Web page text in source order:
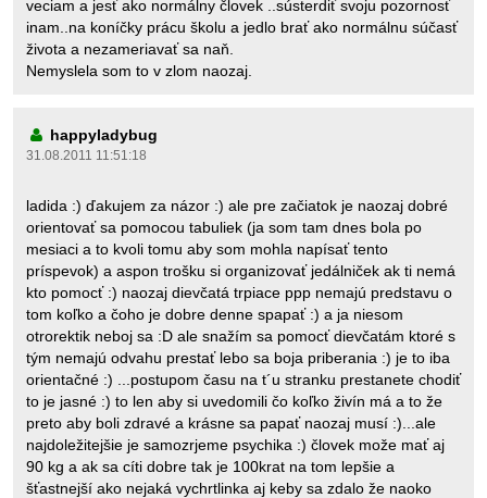
veciam a jesť ako normálny človek ..sústerdiť svoju pozornosť
inam..na koníčky prácu školu a jedlo brať ako normálnu súčasť
života a nezameriavať sa naň.
Nemyslela som to v zlom naozaj.
happyladybug
31.08.2011 11:51:18
ladida :) ďakujem za názor :) ale pre začiatok je naozaj dobré
orientovať sa pomocou tabuliek (ja som tam dnes bola po
mesiaci a to kvoli tomu aby som mohla napísať tento
príspevok) a aspon trošku si organizovať jedálniček ak ti nemá
kto pomocť :) naozaj dievčatá trpiace ppp nemajú predstavu o
tom koľko a čoho je dobre denne spapať :) a ja niesom
otrorektik neboj sa :D ale snažím sa pomocť dievčatám ktoré s
tým nemajú odvahu prestať lebo sa boja priberania :) je to iba
orientačné :) ...postupom času na t´u stranku prestanete chodiť
to je jasné :) to len aby si uvedomili čo koľko živín má a to že
preto aby boli zdravé a krásne sa papať naozaj musí :)...ale
najdoležitejšie je samozrjeme psychika :) človek može mať aj
90 kg a ak sa cíti dobre tak je 100krat na tom lepšie a
šťastnejší ako nejaká vychrtlinka aj keby sa zdalo že naoko